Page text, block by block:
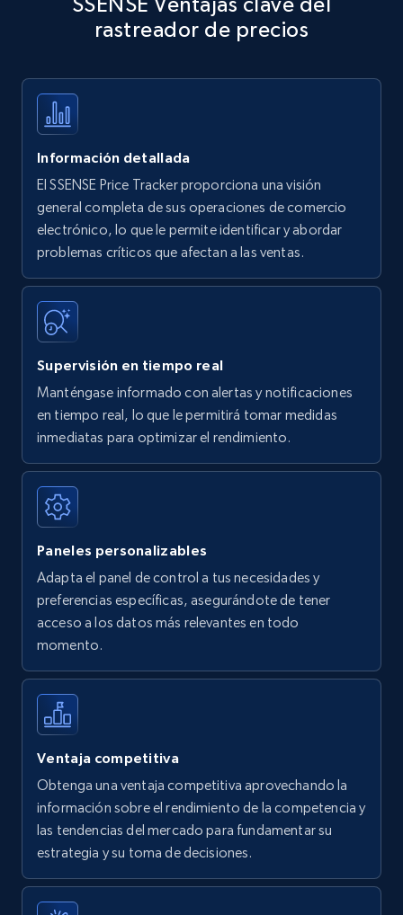
Title, Seller name, Brand, Description, Initial
35.3K+
Amazon products - find products by using
upc numbers
Title, Seller name, Brand, Description, Initial
price, Currency, Availability, Reviews count, and
35.3K+
Amazon Reviews
URL, Product name, Product rating, Product
Author name, Asin, and more.
7.4K+ 872+
Walmart - products
Specifications, Image urls, Top reviews, and
more.
5.6K+ 876+
Walmart - products - Find new products by
using specific category URL
URL, Final price, Sku, Currency, Gtin,
Specifications, Image urls, Top reviews, and
rastreador de precios
Información detallada
El SSENSE Price Tracker proporciona una visión
general completa de sus operaciones de comercio
electrónico, lo que le permite identificar y abordar
problemas críticos que afectan a las ventas.
Supervisión en tiempo real
Manténgase informado con alertas y notificaciones
en tiempo real, lo que le permitirá tomar medidas
inmediatas para optimizar el rendimiento.
Paneles personalizables
Adapta el panel de control a tus necesidades y
preferencias específicas, asegurándote de tener
acceso a los datos más relevantes en todo
momento.
Ventaja competitiva
Obtenga una ventaja competitiva aprovechando la
información sobre el rendimiento de la competencia y
las tendencias del mercado para fundamentar su
estrategia y su toma de decisiones.